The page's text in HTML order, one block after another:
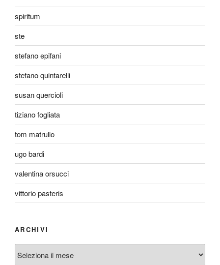
spiritum
ste
stefano epifani
stefano quintarelli
susan quercioli
tiziano fogliata
tom matrullo
ugo bardi
valentina orsucci
vittorio pasteris
ARCHIVI